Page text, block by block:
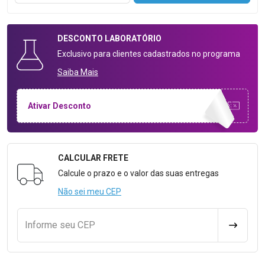
DESCONTO LABORATÓRIO
Exclusivo para clientes cadastrados no programa
Saiba Mais
Ativar Desconto
Formulário para Calcular o Frete
CALCULAR FRETE
Calcule o prazo e o valor das suas entregas
Não sei meu CEP
Informe seu CEP